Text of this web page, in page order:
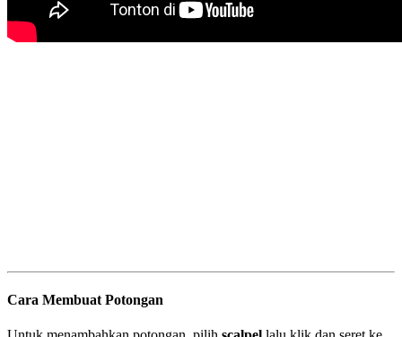
Cara Membuat Potongan